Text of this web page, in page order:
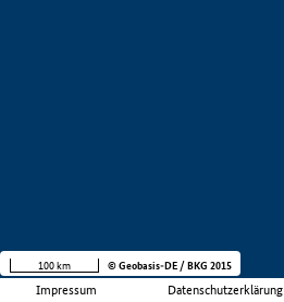
Impressum Datenschutzerklärung
100 km © Geobasis-DE / BKG 2015